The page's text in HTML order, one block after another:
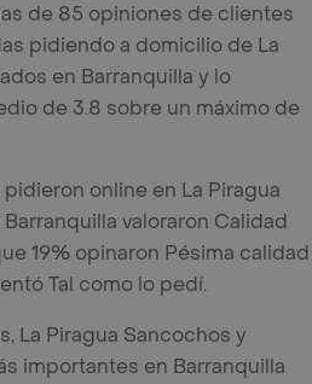
de 85 opiniones de clientes
pidiendo a domicilio de La
en Barranquilla y lo
de 3.8 sobre un máximo de
online en La Piragua
valoraron Calidad
19% opinaron Pésima calidad
Tal como lo pedí.
La Piragua Sancochos y
importantes en Barranquilla